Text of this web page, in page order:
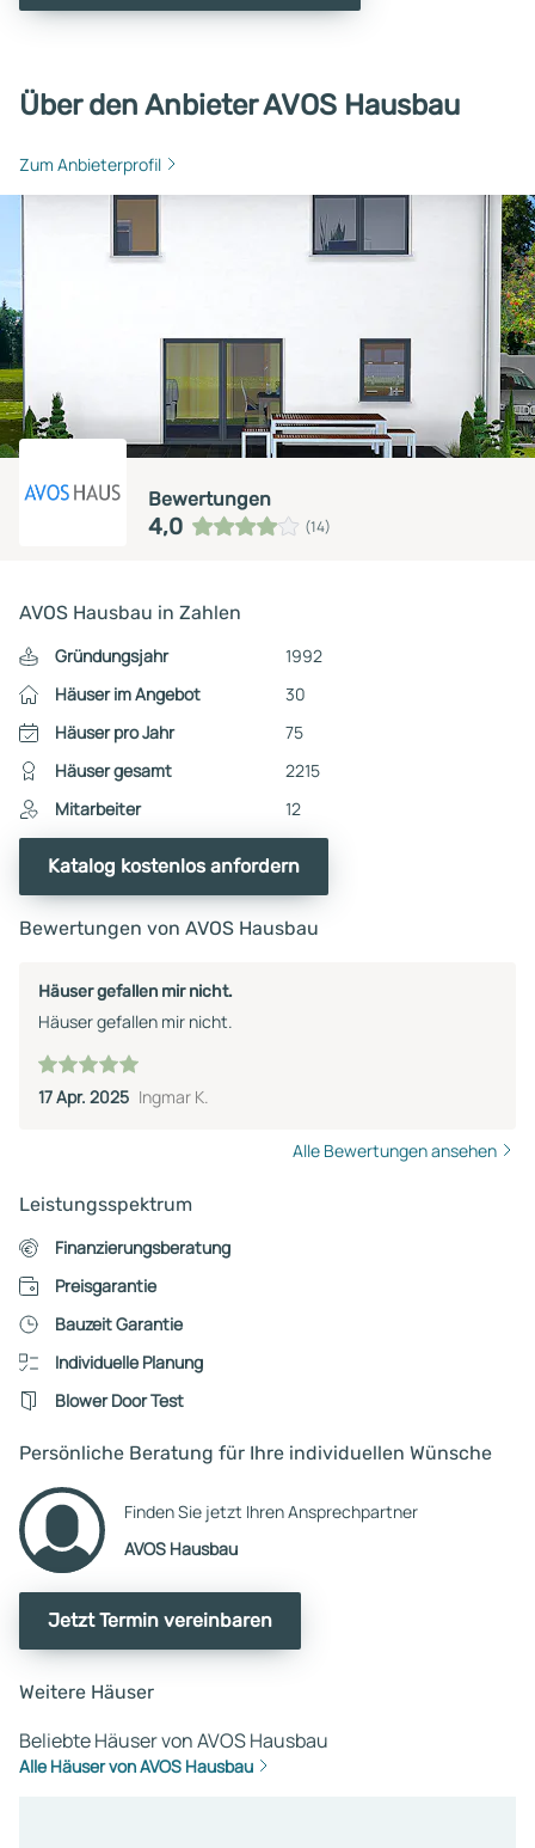
Über den Anbieter AVOS Hausbau
Zum Anbieterprofil
Bewertungen
4,0 (14)
AVOS Hausbau in Zahlen
Gründungsjahr
1992
Häuser im Angebot
30
Häuser pro Jahr
75
Häuser gesamt
2215
Mitarbeiter
12
Katalog kostenlos anfordern
Bewertungen von AVOS Hausbau
Häuser gefallen mir nicht.
Häuser gefallen mir nicht.
17 Apr. 2025 Ingmar K.
Alle Bewertungen ansehen
Leistungsspektrum
Finanzierungsberatung
Preisgarantie
Bauzeit Garantie
Individuelle Planung
Blower Door Test
Persönliche Beratung für Ihre individuellen Wünsche
Finden Sie jetzt Ihren Ansprechpartner
AVOS Hausbau
Jetzt Termin vereinbaren
Weitere Häuser
Beliebte Häuser von AVOS Hausbau
Alle Häuser von AVOS Hausbau